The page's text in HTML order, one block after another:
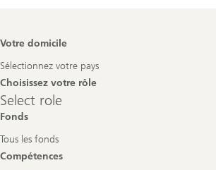
Footer
Votre domicile
Sélectionnez votre pays
Choisissez votre rôle
Select
role
Select role
Fonds
Tous les fonds
Compétences